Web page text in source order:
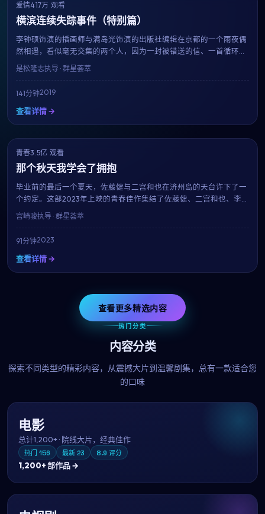
获奖
爱情417万 观看
横滨连续失踪事件（特别篇）
李钟硕饰演的插画师与满岛光饰演的出版社编辑在京都的一个雨夜偶
然相遇，看似毫无交集的两个人，因为一封被错送的信、一首循环播
放的旧歌、或是一只走失的猫，开始走进彼此的日常。这部由是松隆
志执导的2019年作品，用克制而温柔的镜头语言，呈现了都市人之间
是松隆志执导 · 群星荟萃
141分钟2019
查看详情 →
趋势
青春3.5亿 观看
那个秋天我学会了拥抱
毕业前的最后一个夏天，佐藤健与二宫和也在济州岛的天台许下了一
个约定。这部2023年上映的青春佳作集结了佐藤健、二宫和也、李敏
镐、南柱赫等当红演员，用91分钟的篇幅记录下属于十八岁的迷茫、
勇气与心动。
宫崎骏执导 · 群星荟萃
91分钟2023
查看详情 →
查看更多精选内容
热门分类
内容分类
探索不同类型的精彩内容，从震撼大片到温馨剧集，总有一款适合您
的口味
电影
总计1,200+· 院线大片，经典佳作
热门 156 最新 23 8.9 评分
1,200+部作品 →